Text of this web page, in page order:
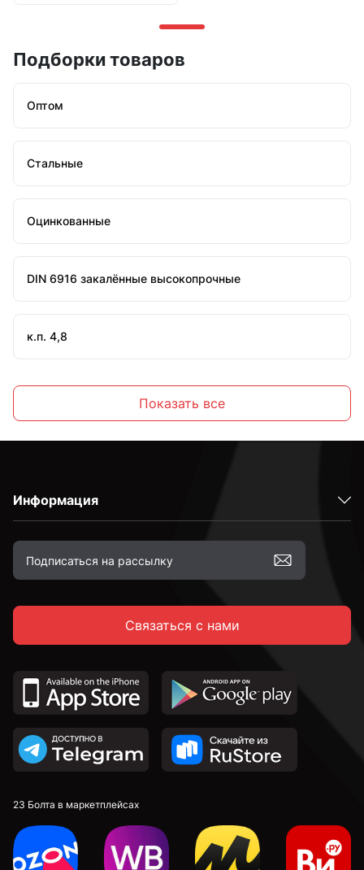
Подборки товаров
Оптом
Стальные
Оцинкованные
DIN 6916 закалённые высокопрочные
к.п. 4,8
М3
М4
М5.5
М6
М8
М10
Показать все
Информация
Связаться с нами
23 Болта в маркетплейсах